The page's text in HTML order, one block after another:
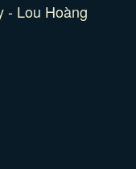
- Lou Hoàng